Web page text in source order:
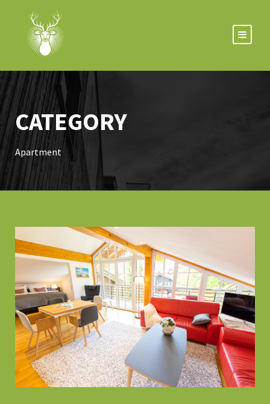
CATEGORY
Apartment